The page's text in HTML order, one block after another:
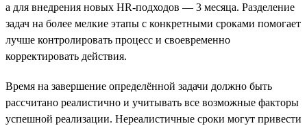
а для внедрения новых HR-подходов — 3 месяца. Разделение
задач на более мелкие этапы с конкретными сроками помогает
лучше контролировать процесс и своевременно
корректировать действия.
Время на завершение определённой задачи должно быть
рассчитано реалистично и учитывать все возможные факторы
успешной реализации. Нереалистичные сроки могут привести